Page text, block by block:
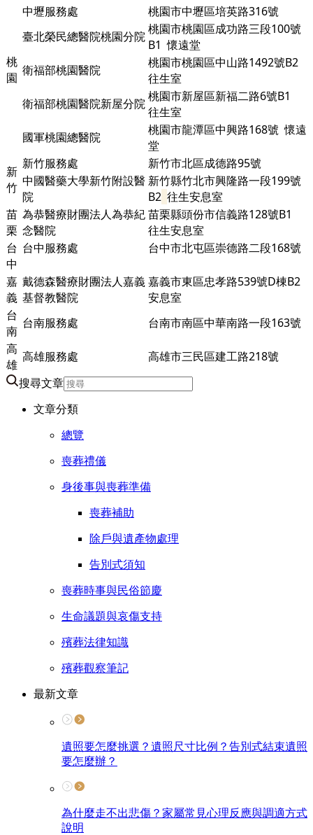
桃
園
中壢服務處
桃園市中壢區培英路316號
臺北榮民總醫院桃園分院桃園市桃園區成功路三段100號
B1 懷遠堂
衛福部桃園醫院
桃園市桃園區中山路1492號B2
往生室
衛福部桃園醫院新屋分院桃園市新屋區新福二路6號B1
往生室
國軍桃園總醫院
桃園市龍潭區中興路168號 懷遠
堂
新
竹
新竹服務處
新竹市北區成德路95號
中國醫藥大學新竹附設醫
院
新竹縣竹北市興隆路一段199號
B2 往生安息室
苗
栗
為恭醫療財團法人為恭紀
念醫院
苗栗縣頭份市信義路128號B1
往生安息室
台
中
台中服務處 台中市北屯區崇德路二段168號
嘉
義
戴德森醫療財團法人嘉義
基督教醫院
嘉義市東區忠孝路539號D棟B2
安息室
台
南
台南服務處
台南市南區中華南路一段163號
高
雄
高雄服務處 高雄市三民區建工路218號
搜尋文章
文章分類
總覽
喪葬禮儀
身後事與喪葬準備
喪葬補助
除戶與遺產物處理
告別式須知
喪葬時事與民俗節慶
生命議題與哀傷支持
殯葬法律知識
殯葬觀察筆記
最新文章
遺照要怎麼挑選？遺照尺寸比例？告別式結束遺照
要怎麼辦？
為什麼走不出悲傷？家屬常見心理反應與調適方式
說明